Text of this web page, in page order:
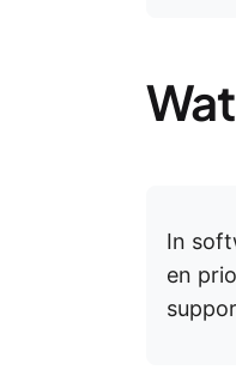
In
en